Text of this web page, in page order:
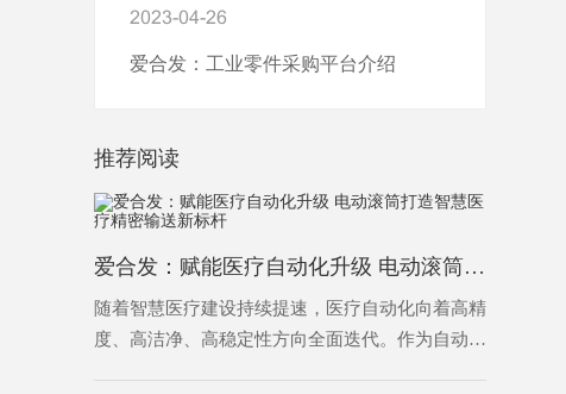
2023-04-26
爱合发：工业零件采购平台介绍
推荐阅读
爱合发：赋能医疗自动化升级 电动滚筒打造智慧医疗精密输送新标杆
随着智慧医疗建设持续提速，医疗自动化向着高精
度、高洁净、高稳定性方向全面迭代。作为自动化
随着智能